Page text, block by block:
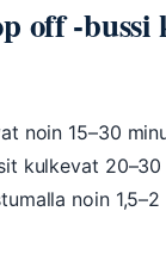
off -bussi
noin 15–30
kulkevat
noin